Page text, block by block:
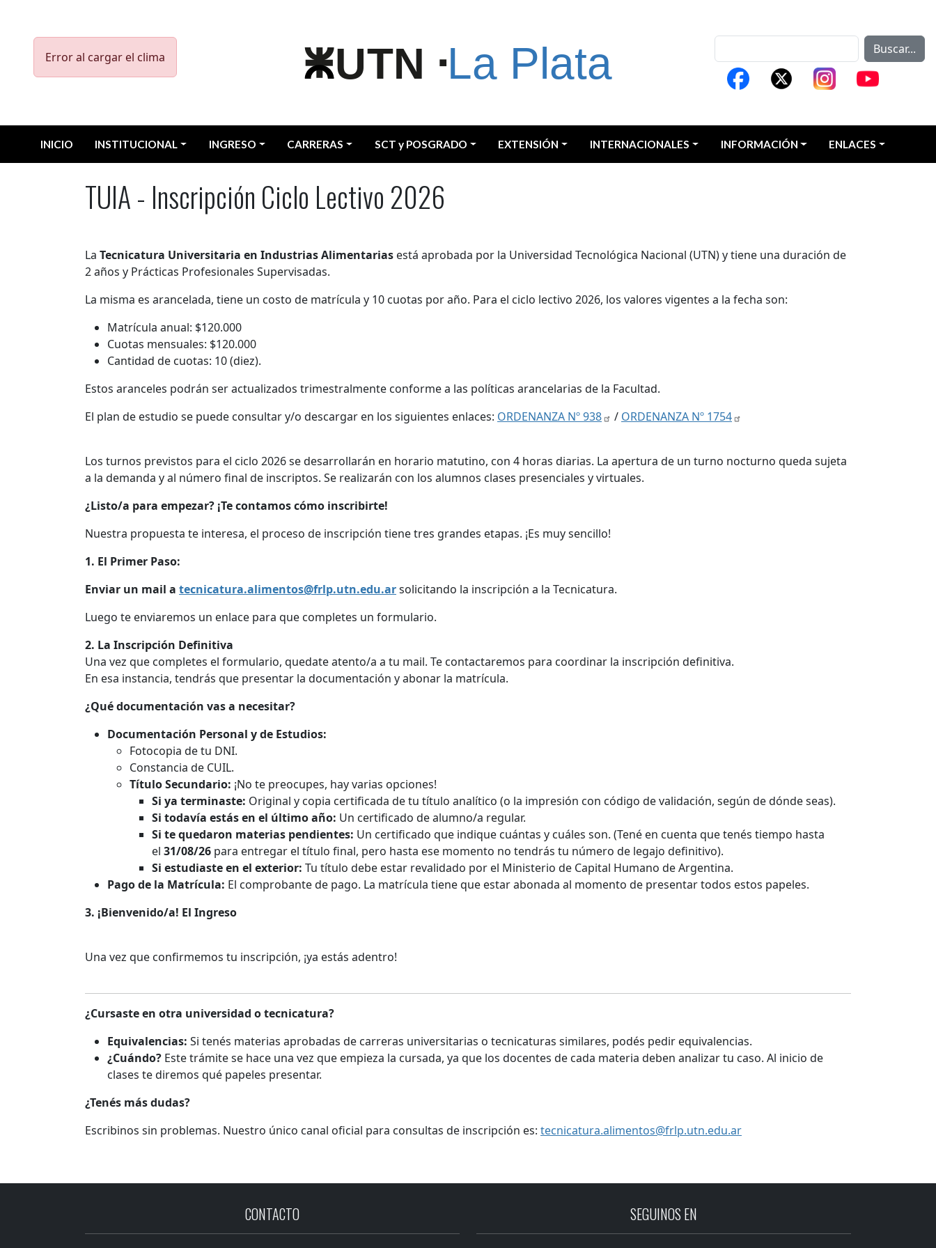
Error al cargar el clima
Menu UTN
INICIO INSTITUCIONAL INGRESO CARRERAS SCT y POSGRADO EXTENSIÓN INTERNACIONALES INFORMACIÓN ENLACES
TUIA - Inscripción Ciclo Lectivo 2026
La Tecnicatura Universitaria en Industrias Alimentarias está aprobada por la Universidad Tecnológica Nacional (UTN) y tiene una duración de
2 años y Prácticas Profesionales Supervisadas.
La misma es arancelada, tiene un costo de matrícula y 10 cuotas por año. Para el ciclo lectivo 2026, los valores vigentes a la fecha son:
Matrícula anual: $120.000
Cuotas mensuales: $120.000
Cantidad de cuotas: 10 (diez).
Estos aranceles podrán ser actualizados trimestralmente conforme a las políticas arancelarias de la Facultad.
El plan de estudio se puede consultar y/o descargar en los siguientes enlaces: ORDENANZA Nº 938 / ORDENANZA Nº 1754
Los turnos previstos para el ciclo 2026 se desarrollarán en horario matutino, con 4 horas diarias. La apertura de un turno nocturno queda sujeta
a la demanda y al número final de inscriptos. Se realizarán con los alumnos clases presenciales y virtuales.
¿Listo/a para empezar? ¡Te contamos cómo inscribirte!
Nuestra propuesta te interesa, el proceso de inscripción tiene tres grandes etapas. ¡Es muy sencillo!
1. El Primer Paso:
Enviar un mail a tecnicatura.alimentos@frlp.utn.edu.arsolicitando la inscripción a la Tecnicatura.
Luego te enviaremos un enlace para que completes un formulario.
2. La Inscripción Definitiva
Una vez que completes el formulario, quedate atento/a a tu mail. Te contactaremos para coordinar la inscripción definitiva.
En esa instancia, tendrás que presentar la documentación y abonar la matrícula.
¿Qué documentación vas a necesitar?
Documentación Personal y de Estudios:
Fotocopia de tu DNI.
Constancia de CUIL.
Título Secundario: ¡No te preocupes, hay varias opciones!
Si ya terminaste: Original y copia certificada de tu título analítico (o la impresión con código de validación, según de dónde seas).
Si todavía estás en el último año: Un certificado de alumno/a regular.
Si te quedaron materias pendientes: Un certificado que indique cuántas y cuáles son. (Tené en cuenta que tenés tiempo hasta
el 31/08/26 para entregar el título final, pero hasta ese momento no tendrás tu número de legajo definitivo).
Si estudiaste en el exterior: Tu título debe estar revalidado por el Ministerio de Capital Humano de Argentina.
Pago de la Matrícula: El comprobante de pago. La matrícula tiene que estar abonada al momento de presentar todos estos papeles.
3. ¡Bienvenido/a! El Ingreso
Una vez que confirmemos tu inscripción, ¡ya estás adentro!
¿Cursaste en otra universidad o tecnicatura?
Equivalencias: Si tenés materias aprobadas de carreras universitarias o tecnicaturas similares, podés pedir equivalencias.
¿Cuándo? Este trámite se hace una vez que empieza la cursada, ya que los docentes de cada materia deben analizar tu caso. Al inicio de
clases te diremos qué papeles presentar.
¿Tenés más dudas?
Escribinos sin problemas. Nuestro único canal oficial para consultas de inscripción es: tecnicatura.alimentos@frlp.utn.edu.ar
CONTACTO SEGUINOS EN